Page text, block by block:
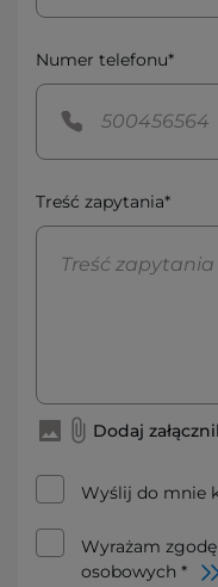
Numer telefonu*
Treść zapytania*
Dodaj
Wyślij do mnie
Wyrażam
osobowych *